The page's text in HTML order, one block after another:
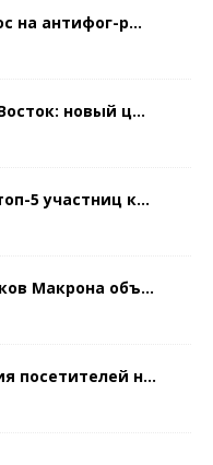
на антифог-р...
новый ц...
5 участниц к...
Макрона объ...
посетителей н...